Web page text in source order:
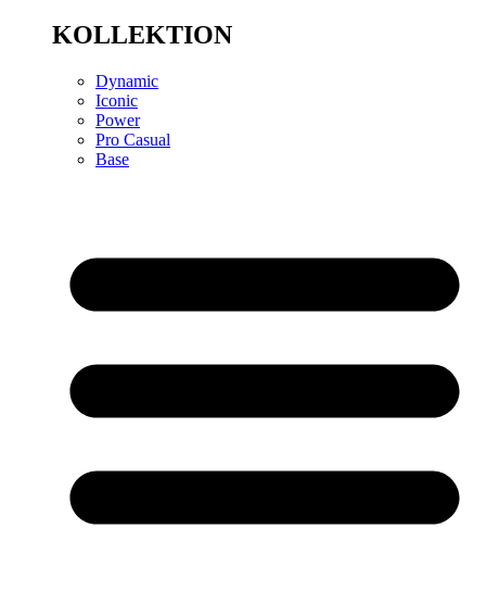
KOLLEKTION
Dynamic
Iconic
Power
Pro Casual
Base